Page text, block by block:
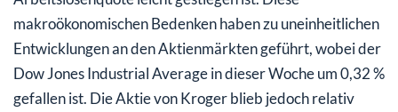
makroökonomischen Bedenken haben zu uneinheitlichen
Entwicklungen an den Aktienmärkten geführt, wobei der
Dow Jones Industrial Average in dieser Woche um 0,32 %
gefallen ist. Die Aktie von Kroger blieb jedoch relativ